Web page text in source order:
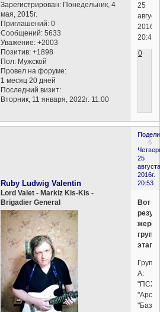
Зарегистрирован: Понедельник, 4
мая, 2015г.
Приглашений: 0
Сообщений: 5633
Уважение: +2003
Позитив: +1898
Пол: Мужской
Провел на форуме:
1 месяц 20 дней
Последний визит:
Вторник, 11 января, 2022г. 11:00
25
2016г.
20:47)
0
6
25
2016г.
20:53
Ruby Ludwig Valentin
Lord Valet - Markiz Kis-Kis -
Brigadier General
Вот
этапа:
A: